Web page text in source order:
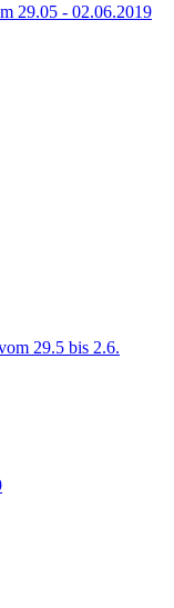
29.05 - 02.06.2019
29.5 bis 2.6.